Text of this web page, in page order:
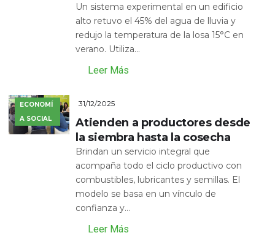
Un sistema experimental en un edificio
alto retuvo el 45% del agua de lluvia y
redujo la temperatura de la losa 15°C en
verano. Utiliza...
Leer Más
ECONOMÍ
A SOCIAL
31/12/2025
Atienden a productores desde
la siembra hasta la cosecha
Brindan un servicio integral que
acompaña todo el ciclo productivo con
combustibles, lubricantes y semillas. El
modelo se basa en un vínculo de
confianza y...
Leer Más